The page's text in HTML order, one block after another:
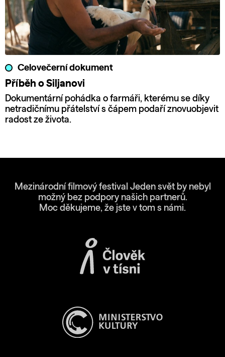
Celovečerní dokument
Příběh o Siljanovi
Dokumentární pohádka o farmáři, kterému se díky
netradičnímu přátelství s čápem podaří znovuobjevit
radost ze života.
Mezinárodní filmový festival Jeden svět by nebyl
možný bez podpory našich partnerů.
Moc děkujeme, že jste v tom s námi.